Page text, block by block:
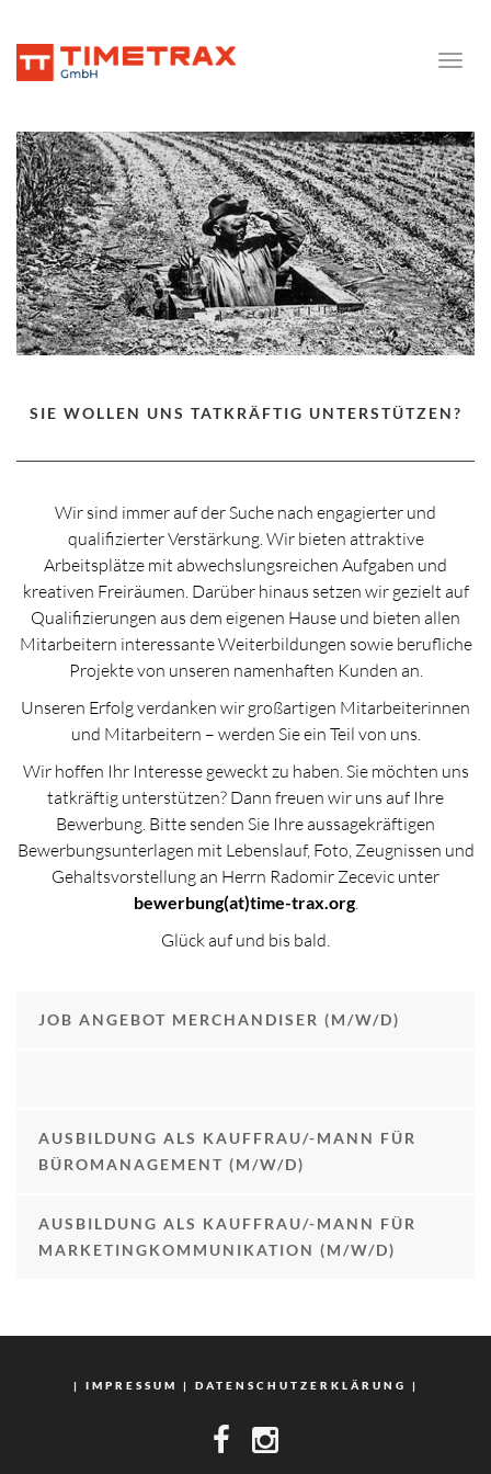
Toggle
SIE WOLLEN UNS TATKRÄFTIG UNTERSTÜTZEN?
Wir sind immer auf der Suche nach engagierter und
qualifizierter Verstärkung. Wir bieten attraktive
Arbeitsplätze mit abwechslungsreichen Aufgaben und
kreativen Freiräumen. Darüber hinaus setzen wir gezielt auf
Qualifizierungen aus dem eigenen Hause und bieten allen
Mitarbeitern interessante Weiterbildungen sowie berufliche
Projekte von unseren namenhaften Kunden an.
Unseren Erfolg verdanken wir großartigen Mitarbeiterinnen
und Mitarbeitern – werden Sie ein Teil von uns.
Wir hoffen Ihr Interesse geweckt zu haben. Sie möchten uns
tatkräftig unterstützen? Dann freuen wir uns auf Ihre
Bewerbung. Bitte senden Sie Ihre aussagekräftigen
Bewerbungsunterlagen mit Lebenslauf, Foto, Zeugnissen und
Gehaltsvorstellung an Herrn Radomir Zecevic unter
bewerbung(at)time-trax.org.
Glück auf und bis bald.
JOB ANGEBOT MERCHANDISER (M/W/D)
AUSBILDUNG ALS KAUFFRAU/-MANN FÜR
BÜROMANAGEMENT (M/W/D)
AUSBILDUNG ALS KAUFFRAU/-MANN FÜR
MARKETINGKOMMUNIKATION (M/W/D)
| IMPRESSUM | DATENSCHUTZERKLÄRUNG |